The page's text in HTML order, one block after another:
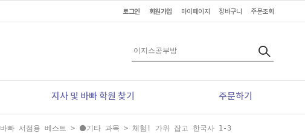
로그인 회원가입 마이페이지 장바구니 주문조회
지사 및 바빠 학원 찾기 주문하기
바빠 서점용 베스트 > ⚫기타 과목 > 체험! 가위 잡고 한국사 1-3